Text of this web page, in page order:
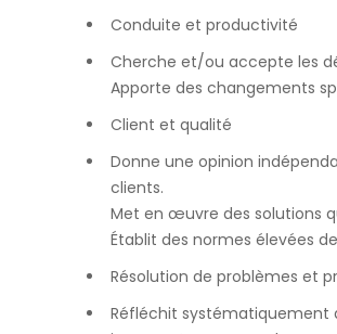
Conduite et productivité
Cherche et/ou accepte les
Apporte des changements
Client et qualité
Donne une opinion
clients.
Met en œuvre des solutions
Établit des normes élevées
Résolution de problèmes et
Réfléchit systématiquement